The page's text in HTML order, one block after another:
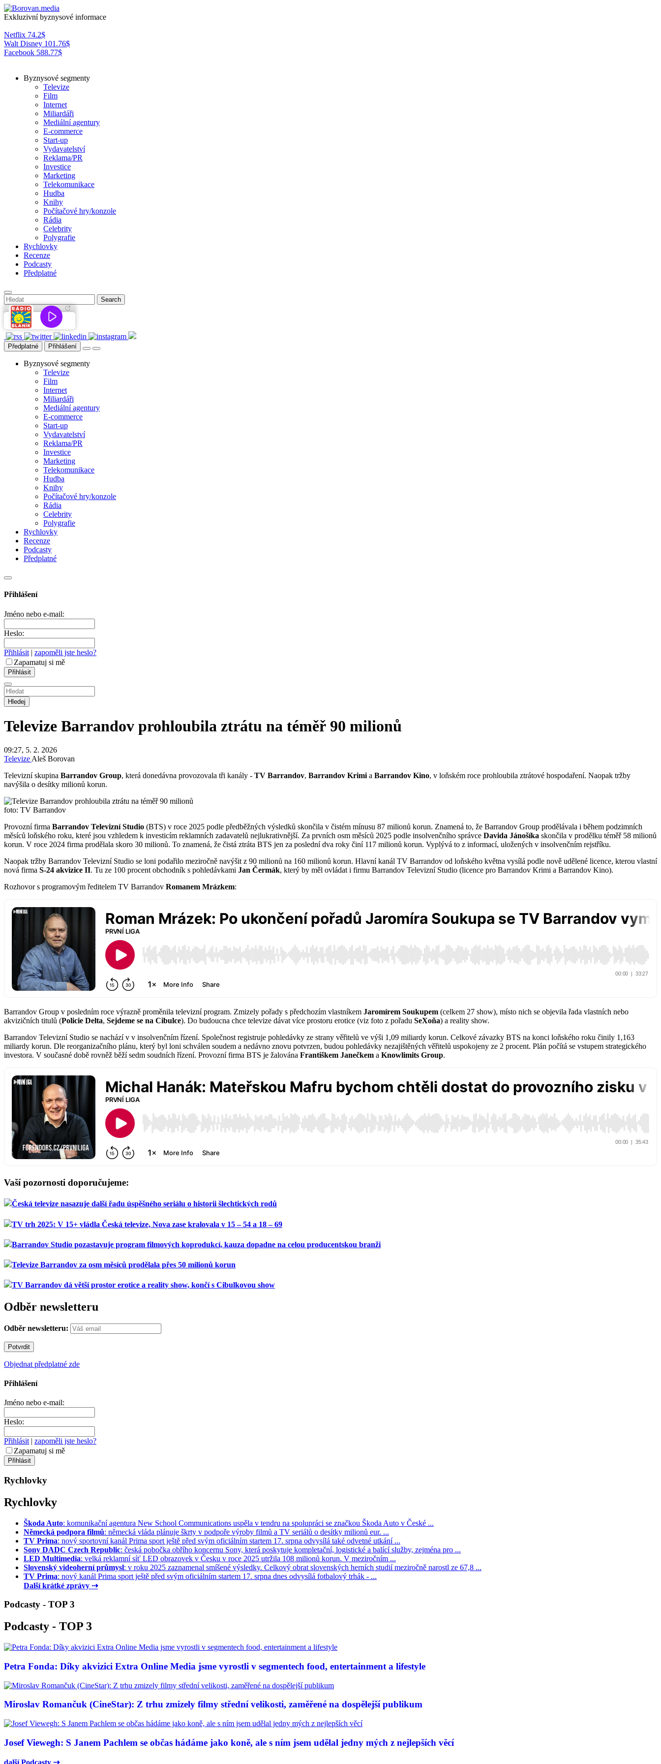
Exkluzivní byznysové informace
Netflix 74.2$
Walt Disney 101.76$
Facebook 588.77$
Byznysové segmenty
Televize
Film
Internet
Miliardáři
Mediální agentury
E-commerce
Start-up
Vydavatelství
Reklama/PR
Investice
Marketing
Telekomunikace
Hudba
Knihy
Počítačové hry/konzole
Rádia
Celebrity
Polygrafie
Rychlovky
Recenze
Podcasty
Předplatné
Předplatné Přihlášení
Byznysové segmenty
Televize
Film
Internet
Miliardáři
Mediální agentury
E-commerce
Start-up
Vydavatelství
Reklama/PR
Investice
Marketing
Telekomunikace
Hudba
Knihy
Počítačové hry/konzole
Rádia
Celebrity
Polygrafie
Rychlovky
Recenze
Podcasty
Předplatné
Přihlášení
Jméno nebo e-mail:
Heslo:
Přihlásit | zapoměli jste heslo?
Zapamatuj si mě
Hledej
Televize Barrandov prohloubila ztrátu na téměř 90 milionů
09:27, 5. 2. 2026
TelevizeAleš Borovan
Televizní skupina Barrandov Group, která donedávna provozovala tři kanály - TV Barrandov, Barrandov Krimia Barrandov Kino, v loňském roce prohloubila ztrátové hospodaření. Naopak tržby
navýšila o desítky milionů korun.
foto: TV Barrandov
Provozní firma Barrandov Televizní Studio (BTS) v roce 2025 podle předběžných výsledků skončila v čistém mínusu 87 milionů korun. Znamená to, že Barrandov Group prodělávala i během podzimních
měsíců loňského roku, které jsou vzhledem k investicím reklamních zadavatelů nejlukrativnější. Za prvních osm měsíců 2025 podle insolvenčního správce Davida Jánošíka skončila v prodělku téměř 58 milionů
korun. V roce 2024 firma prodělala skoro 30 milionů. To znamená, že čistá ztráta BTS jen za poslední dva roky činí 117 milionů korun. Vyplývá to z informací, uložených v insolvenčním rejstříku.
Naopak tržby Barrandov Televizní Studio se loni podařilo meziročně navýšit z 90 milionů na 160 milionů korun. Hlavní kanál TV Barrandov od loňského května vysílá podle nově udělené licence, kterou vlastní
nová firma S-24 akvizice II. Tu ze 100 procent obchodník s pohledávkami Jan Čermák, který by měl ovládat i firmu Barrandov Televizní Studio (licence pro Barrandov Krimi a Barrandov Kino).
Rozhovor s programovým ředitelem TV Barrandov Romanem Mrázkem:
Barrandov Group v posledním roce výrazně proměnila televizní program. Zmizely pořady s předchozím vlastníkem Jaromírem Soukupem (celkem 27 show), místo nich se objevila řada vlastních nebo
akvizičních titulů (Policie Delta, Sejdeme se na Cibulce). Do budoucna chce televize dávat více prostoru erotice (viz foto z pořadu SeXoňa) a reality show.
Barrandov Televizní Studio se nachází v v insolvenčním řízení. Společnost registruje pohledávky ze strany věřitelů ve výši 1,09 miliardy korun. Celkové závazky BTS na konci loňského roku činily 1,163
miliardy korun. Dle reorganizačního plánu, který byl loni schválen soudem a nedávno znovu potvrzen, budou pohledávky nezajištěných věřitelů uspokojeny ze 2 procent. Plán počítá se vstupem strategického
investora. V současné době rovněž běží sedm soudních řízení. Provozní firma BTS je žalována Františkem Janečkem a Knowlimits Group.
Vaší pozornosti doporučujeme:
Česká televize nasazuje další řadu úspěšného seriálu o historii šlechtických rodů
TV trh 2025: V 15+ vládla Česká televize, Nova zase kralovala v 15 – 54 a 18 – 69
Barrandov Studio pozastavuje program filmových koprodukcí, kauza dopadne na celou producentskou branži
Televize Barrandov za osm měsíců prodělala přes 50 milionů korun
TV Barrandov dá větší prostor erotice a reality show, končí s Cibulkovou show
Odběr newsletteru
Odběr newsletteru:
Objednat předplatné zde
Přihlášení
Jméno nebo e-mail:
Heslo:
Přihlásit | zapoměli jste heslo?
Zapamatuj si mě
Rychlovky
Rychlovky
Škoda Auto: komunikační agentura New School Communications uspěla v tendru na spolupráci se značkou Škoda Auto v České ...
Německá podpora filmů: německá vláda plánuje škrty v podpoře výroby filmů a TV seriálů o desítky milionů eur. ...
TV Prima: nový sportovní kanál Prima sport ještě před svým oficiálním startem 17. srpna odvysílá také odvetné utkání ...
Sony DADC Czech Republic: česká pobočka obřího koncernu Sony, která poskytuje kompletační, logistické a balící služby, zejména pro ...
LED Multimedia: velká reklamní síť LED obrazovek v Česku v roce 2025 utržila 108 milionů korun. V meziročním ...
Slovenský videoherní průmysl: v roku 2025 zaznamenal smíšené výsledky. Celkový obrat slovenských herních studií meziročně narostl ze 67,8 ...
TV Prima: nový kanál Prima sport ještě před svým oficiálním startem 17. srpna dnes odvysílá fotbalový trhák - ...
Další krátké zprávy ⇢
Podcasty - TOP 3
Podcasty - TOP 3
Petra Fonda: Díky akvizici Extra Online Media jsme vyrostli v segmentech food, entertainment a lifestyle
Miroslav Romančuk (CineStar): Z trhu zmizely filmy střední velikosti, zaměřené na dospělejší publikum
Josef Viewegh: S Janem Pachlem se občas hádáme jako koně, ale s ním jsem udělal jedny mých z nejlepších věcí
další Podcasty ⇢